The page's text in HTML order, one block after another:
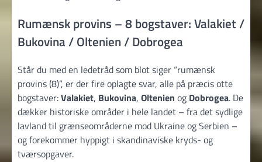
Rumænsk provins – 8 bogstaver: Valakiet /
Bukovina / Oltenien / Dobrogea
Står du med en ledetråd som blot siger “rumænsk
provins (8)”, er der fire oplagte svar, alle på præcis otte
bogstaver:Valakiet, Bukovina, Oltenien og Dobrogea. De
dækker historiske områder i hele landet – fra det sydlige
lavland til grænseområderne mod Ukraine og Serbien –
og forekommer hyppigt i skandinaviske kryds- og
tværsopgaver.